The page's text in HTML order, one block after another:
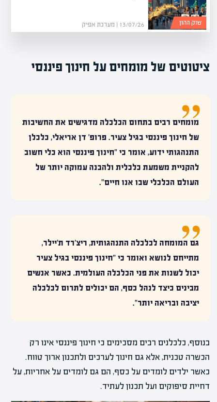
13/07/26 | מערכת אפיק שוק ההון
ציטוטים של מומחים על חינוך פיננסי
מומחים רבים בתחום הכלכלה מדגישים את החשיבות
של חינוך פיננסי בגיל צעיר. פרופ' דן אריאלי, כלכלן
התנהגותי ידוע, אומר כי "חינוך פיננסי הוא כלי חשוב
להקניית משמעת כלכלית ולהבנה עמוקה יותר של
העולם הכלכלי שבו אנו חיים".
גם המומחה לכלכלה התנהגותית, ריצ'רד ת'יילר,
מתייחס לנושא ואומר כי "חינוך פיננסי בגיל צעיר
יכול לשנות את פני הכלכלה העולמית. כאשר אנשים
מבינים כיצד לנהל כסף, הם יכולים לתרום לכלכלה
יציבה ובריאה יותר".
בנוסף, כלכלנים רבים מסכימים כי חינוך פיננסי אינו רק
הכשרה טכנית, אלא גם חינוך לערכים ולתכנון ארוך טווח.
כאשר ילדים לומדים על כסף, הם גם לומדים על אחריות, על
דחיית סיפוקים ועל תכנון לעתיד.